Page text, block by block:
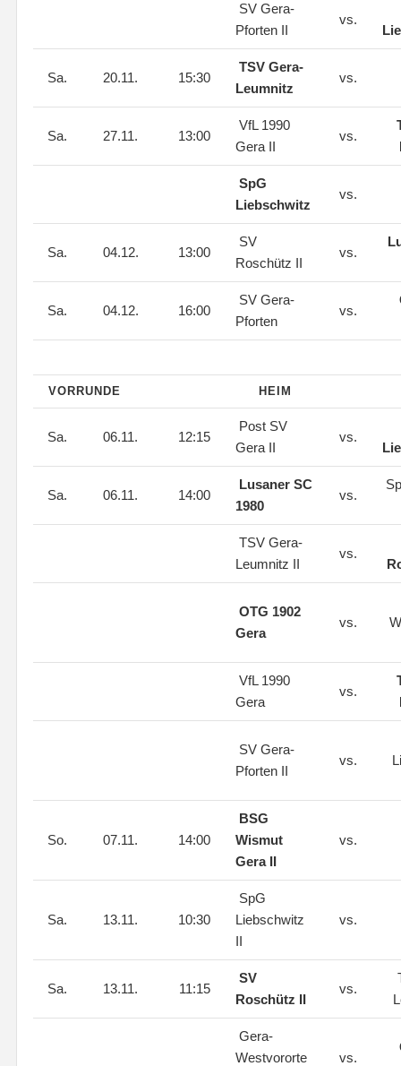
SV Gera-
Pforten II
vs.
Sa. 20.11. 15:30
TSV Gera-
Leumnitz
vs.
Sa. 27.11. 13:00
VfL 1990
Gera II
vs.
SpG
Liebschwitz
vs.
Sa. 04.12. 13:00
SV
Roschütz II
vs.
Sa. 04.12. 16:00
SV Gera-
Pforten
vs.
VORRUNDE HEIM
Sa. 06.11. 12:15
Post SV
Gera II
vs.
Sa. 06.11. 14:00
Lusaner SC
1980
vs.
TSV Gera-
Leumnitz II
vs.
OTG 1902
Gera
vs.
VfL 1990
Gera
vs.
SV Gera-
Pforten II
vs.
So. 07.11. 14:00
BSG
Wismut
Gera II
vs.
Sa. 13.11. 10:30
SpG
Liebschwitz
II
vs.
Sa. 13.11. 11:15
SV
Roschütz II
vs.
Gera-
Westvororte
vs.